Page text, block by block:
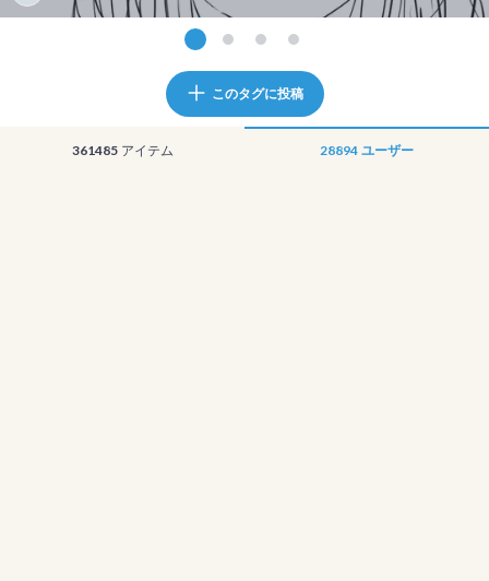
このタグに投稿
361485 アイテム 28894 ユーザー